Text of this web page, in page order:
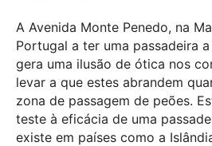
A Avenida Monte Penedo, na
Portugal a ter uma passadeira
gera uma ilusão de ótica nos
levar a que estes abrandem
zona de passagem de peões.
teste à eficácia de uma
existe em países como a